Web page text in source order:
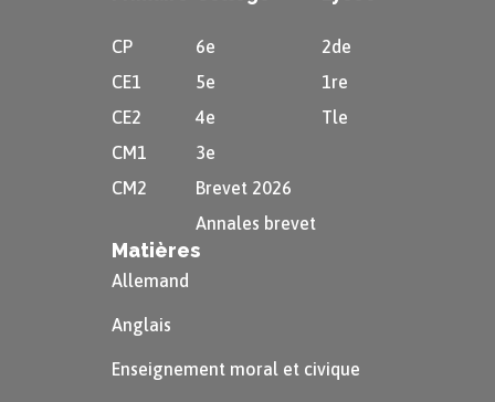
CP
CE1
CE2
CM1
CM2
6e
5e
4e
3e
Brevet 2026
Annales brevet
2de
1re
Tle
Matières
Allemand
Anglais
Enseignement moral et civique